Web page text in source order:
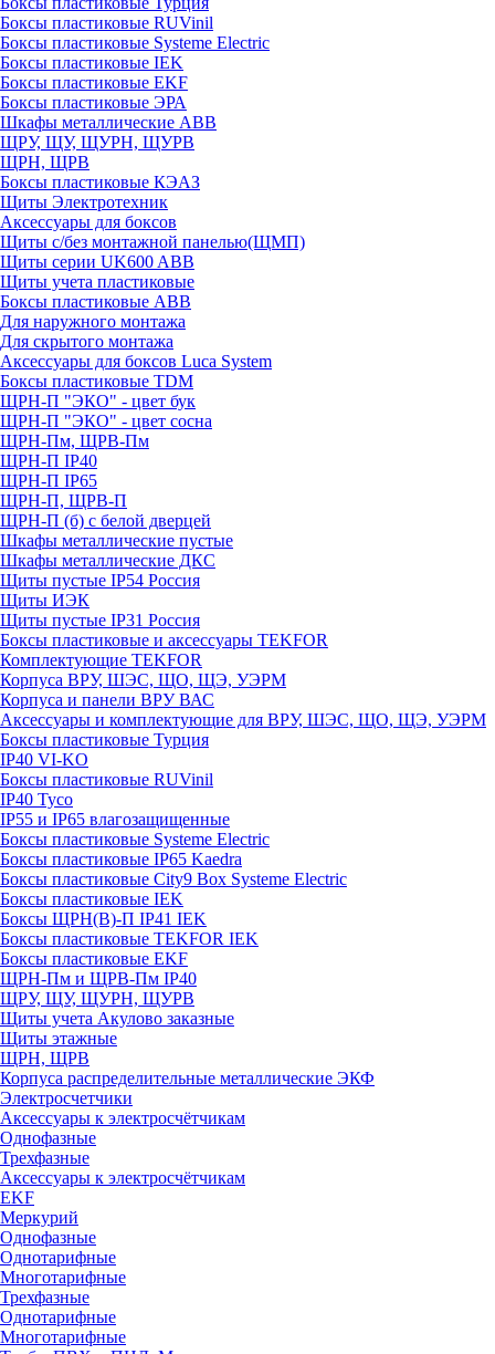
Боксы пластиковые RUVinil
Боксы пластиковые Systeme Electric
Боксы пластиковые IEK
Боксы пластиковые EKF
Боксы пластиковые ЭРА
Шкафы металлические ABB
ЩРУ, ЩУ, ЩУРН, ЩУРВ
ЩРН, ЩРВ
Боксы пластиковые КЭАЗ
Щиты Электротехник
Аксессуары для боксов
Щиты с/без монтажной панелью(ЩМП)
Щиты серии UK600 ABB
Щиты учета пластиковые
Боксы пластиковые ABB
Для наружного монтажа
Для скрытого монтажа
Аксессуары для боксов Luca System
Боксы пластиковые TDM
ЩРН-П "ЭКО" - цвет бук
ЩРН-П "ЭКО" - цвет сосна
ЩРН-Пм, ЩРВ-Пм
ЩРН-П IP40
ЩРН-П IP65
ЩРН-П, ЩРВ-П
ЩРН-П (б) с белой дверцей
Шкафы металлические пустые
Шкафы металлические ДКС
Щиты пустые IP54 Россия
Щиты ИЭК
Щиты пустые IP31 Россия
Боксы пластиковые и аксессуары TEKFOR
Комплектующие TEKFOR
Корпуса ВРУ, ШЭС, ЩО, ЩЭ, УЭРМ
Корпуса и панели ВРУ ВАС
Аксессуары и комплектующие для ВРУ, ШЭС, ЩО, ЩЭ, УЭРМ
Боксы пластиковые Турция
IP40 VI-KO
Боксы пластиковые RUVinil
IP40 Тусо
IP55 и IP65 влагозащищенные
Боксы пластиковые Systeme Electric
Боксы пластиковые IP65 Kaedra
Боксы пластиковые City9 Box Systeme Electric
Боксы пластиковые IEK
Боксы ЩРН(В)-П IP41 IEK
Боксы пластиковые TEKFOR IEK
Боксы пластиковые EKF
ЩРН-Пм и ЩРВ-Пм IP40
ЩРУ, ЩУ, ЩУРН, ЩУРВ
Щиты учета Акулово заказные
Щиты этажные
ЩРН, ЩРВ
Корпуса распределительные металлические ЭКФ
Электросчетчики
Аксессуары к электросчётчикам
Однофазные
Трехфазные
Аксессуары к электросчётчикам
EKF
Меркурий
Однофазные
Однотарифные
Многотарифные
Трехфазные
Однотарифные
Многотарифные